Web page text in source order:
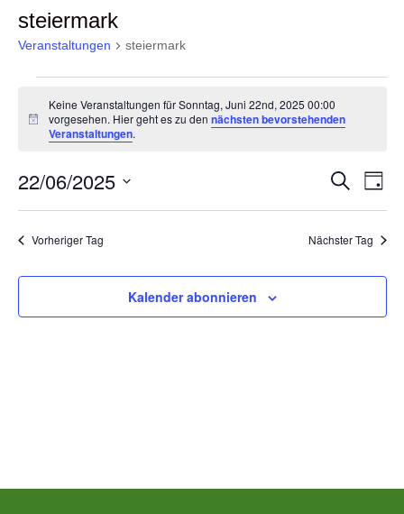
steiermark
Veranstaltungen steiermark
Veranstaltungen
für
Sonntag,
Juni
22nd,
2025
Hinweis
Keine Veranstaltungen für Sonntag, Juni 22nd, 2025 00:00
vorgesehen. Hier geht es zu dennächsten bevorstehenden
Veranstaltungen.
und
Suche
Tag
22/06/2025
Datum
wählen.
Vorheriger Tag Nächster Tag
Kalender abonnieren